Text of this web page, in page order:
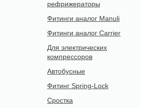
рефрижераторы
Фитинги аналог Manuli
Фитинги аналог Carrier
Для электрических
компрессоров
Автобусные
Фитинг Spring-Lock
Сростка